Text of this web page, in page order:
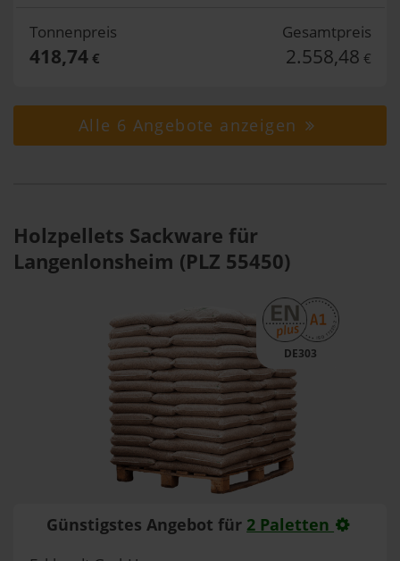
Tonnenpreis
418,74€
Gesamtpreis
2.558,48 €
Alle 6 Angebote anzeigen
Holzpellets Sackware für
Langenlonsheim (PLZ 55450)
DE303
Günstigstes Angebot für 2 Paletten